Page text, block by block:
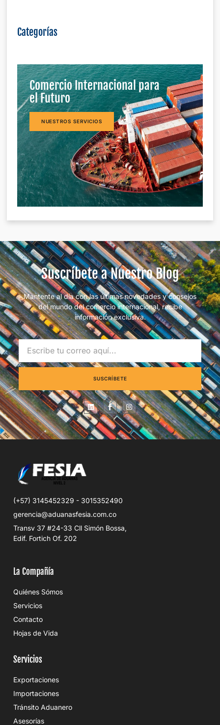
Categorías
Comercio Internacional para
el Futuro
NUESTROS SERVICIOS
Suscríbete a Nuestro Blog
Mantente al día con las últimas novedades y consejos
del mundo del comercio internacional, recibe
información exclusiva.
SUSCRÍBETE
(+57) 3145452329 - 3015352490
gerencia@aduanasfesia.com.co
Transv 37 #24-33 Cll Simón Bossa,
Edif. Fortich Of. 202
La Compañía
Quiénes Sómos
Servicios
Contacto
Hojas de Vida
Servicios
Exportaciones
Importaciones
Tránsito Aduanero
Asesorías